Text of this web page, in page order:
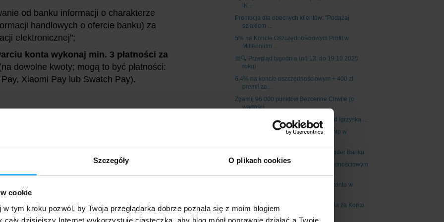
Szczegóły O plikach cookies
cookie
tym kroku pozwól, by Twoja przeglądarka dobrze poznała się z moim blogiem
cały dzisiejszy Internet wykorzystuje ciasteczka, aby blog mógł poprawnie działać a Twoje
od banku informacji o charakterze
handlowych o ofercie banku) za
elektronicznej";
konta wykonaj min. 3 płatności za
dowolne kwoty; mogą to być płatności:
Xiaomi Pay lub Swatch Pay).
otwarciu konta
za pomocą portfela wirtualnego
kwoty za pomocą Google Pay, Apple
Swatch Pay).
od płatności kartą wydaną do konta:
następujących po miesiącu
iK...
Promocja dla obecnych klientów: "Podążaj
szlakiem ...
5% na Koncie Oszczędnościowym Profit w
Millennium ...
📅🔍 Przegląd tygodnia (od 13. do 19.10.2025
roku)
6,4% na koncie oszczędnościowym + 400 zł
premii za...
Zgarnij 96 000 punktów Bezcenne Chwile (o
wartości...
Loteria "Płać kartą Visa i graj o wyjazd Igrzyska ...
Zgarnij aż 1160 zł w bonusach za konto w
700 zł w bonusach za konto w Santander Banku
Alior: do 5% na Koncie Mega Oszczędnościowym
Dodatkowe 200 zł dla studentów za konto w
Santander Bank: aż 1160 zł do wzięcia za Konto
Select